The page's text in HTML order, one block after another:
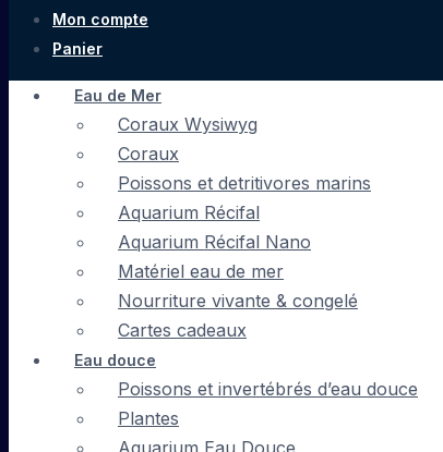
Mon compte
Panier
Eau de Mer
Coraux Wysiwyg
Coraux
Poissons et detritivores marins
Aquarium Récifal
Aquarium Récifal Nano
Matériel eau de mer
Nourriture vivante & congelé
Cartes cadeaux
Eau douce
Poissons et invertébrés d’eau douce
Plantes
Aquarium Eau Douce